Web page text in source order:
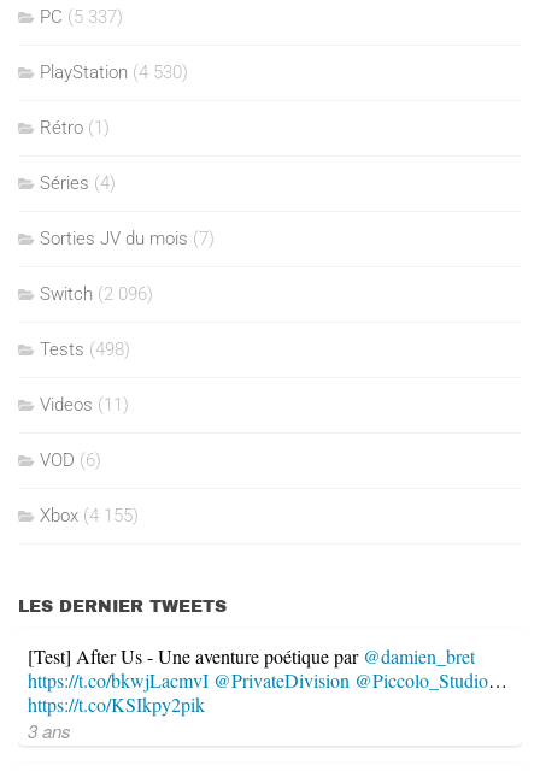
PC (5 337)
PlayStation (4 530)
Rétro (1)
Séries (4)
Sorties JV du mois (7)
Switch (2 096)
Tests (498)
Videos (11)
VOD (6)
Xbox (4 155)
LES DERNIER TWEETS
[Test] After Us - Une aventure poétique par @damien_bret
https://t.co/bkwjLacmvI @PrivateDivision @Piccolo_Studio…
https://t.co/KSIkpy2pik
3 ans